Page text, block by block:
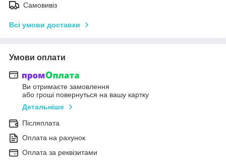
Самовивіз
Всі умови доставки
Умови оплати
Ви отримаєте замовлення
або гроші повернуться на вашу картку
Детальніше
Післяплата
Оплата на рахунок
Оплата за реквізитами